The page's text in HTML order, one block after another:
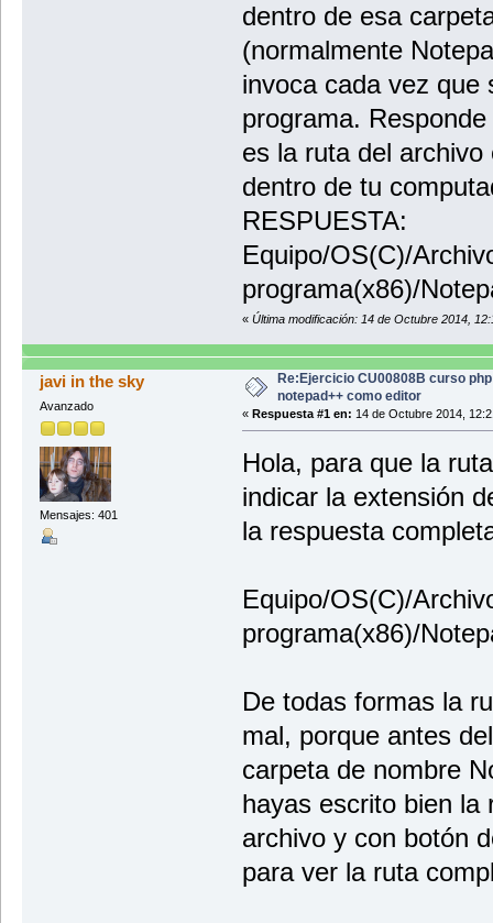
dentro de esa
(normalmente
invoca cada vez que
programa.
es la ruta del
dentro de tu
RESPUESTA:
Equipo/OS(C)/
programa(x86)/
« Última modificación: 14 de Octubre 2014,
javi in the sky
Avanzado
Mensajes: 401
Re:Ejercicio CU00808B curso
notepad++ como editor
« Respuesta #1 en: 14 de Octubre 2014,
Hola, para que la
indicar la extensión
la respuesta
Equipo/OS(C)/
programa(x86)/
De todas formas la
mal, porque antes
carpeta de nombre
hayas escrito bien la
archivo y con botón
para ver la ruta